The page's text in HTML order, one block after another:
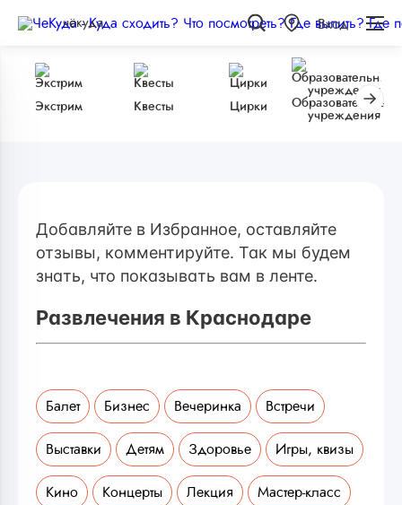
чёкуда Вход
Экстрим Квесты Цирки
Образовательные
учреждения
Добавляйте в Избранное, оставляйте
отзывы, комментируйте. Так мы будем
знать, что показывать вам в ленте.
Развлечения в Краснодаре
Балет Бизнес Вечеринка Встречи
Выставки Детям Здоровье Игры, квизы
Кино Концерты Лекция Мастер-класс